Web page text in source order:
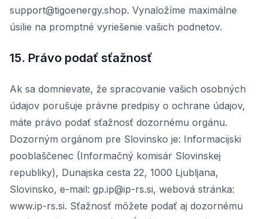
support@tigoenergy.shop. Vynaložíme maximálne
úsilie na promptné vyriešenie vašich podnetov.
15. Právo podať sťažnosť
Ak sa domnievate, že spracovanie vašich osobných
údajov porušuje právne predpisy o ochrane údajov,
máte právo podať sťažnosť dozornému orgánu.
Dozorným orgánom pre Slovinsko je: Informacijski
pooblaščenec (Informačný komisár Slovinskej
republiky), Dunajska cesta 22, 1000 Ljubljana,
Slovinsko, e-mail: gp.ip@ip-rs.si, webová stránka:
www.ip-rs.si. Sťažnosť môžete podať aj dozornému